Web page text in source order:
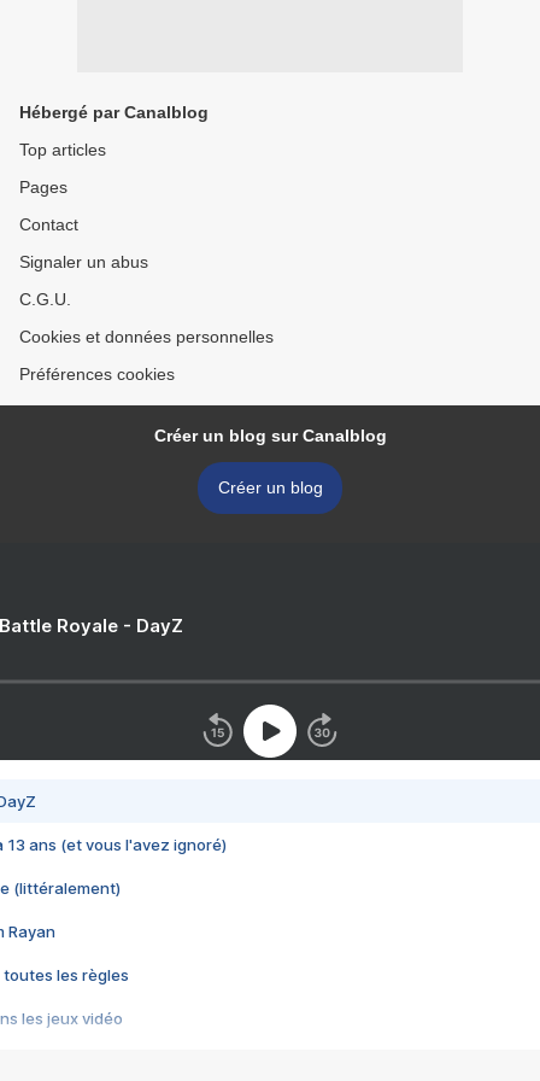
Hébergé par Canalblog
Top articles
Pages
Contact
Signaler un abus
C.G.U.
Cookies et données personnelles
Préférences cookies
Créer un blog sur Canalblog
Créer un blog
Royale - DayZ
13 ans (et vous l'avez ignoré)
(littéralement)
Rayan
toutes les règles
les jeux vidéo